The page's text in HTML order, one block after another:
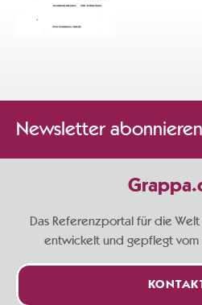
Newsletter abonnieren
Das Referenzportal für die
entwickelt und gepflegt vom